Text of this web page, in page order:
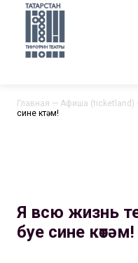
Главная — Афиша (ticketland)
сине көтәм!
Я всю жизнь
буе сине көтәм!